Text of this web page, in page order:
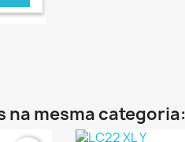
na mesma categoria: